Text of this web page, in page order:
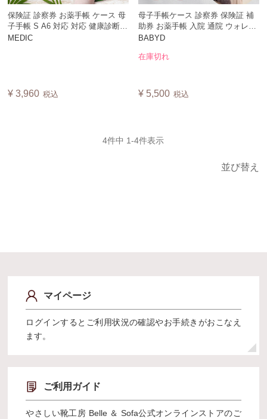
保険証 診察券 お薬手帳 ケース 母
子手帳 S A6 対応 対応 健康診断
定期健診 通院 ウォレット 入院 病
MEDIC
¥ 3,960 税込
母子手帳ケース 診察券 保険証 補
助券 お薬手帳 入院 通院 ウォレッ
ト 小銭入れ A4サイズ 問診表 片手
本製 BABYD
BABYD
在庫切れ
¥ 5,500 税込
並び替え
4件中 1-4件表示
マイページ
ログインするとご利用状況の確認やお手続きがおこなえ
ます。
ご利用ガイド
やさしい靴工房 Belle ＆ Sofa公式オンラインストアのご